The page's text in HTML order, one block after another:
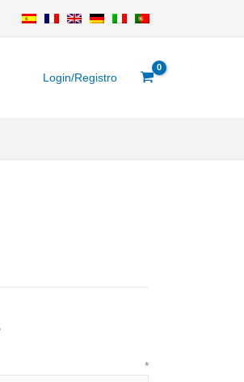
Login/Registro
*